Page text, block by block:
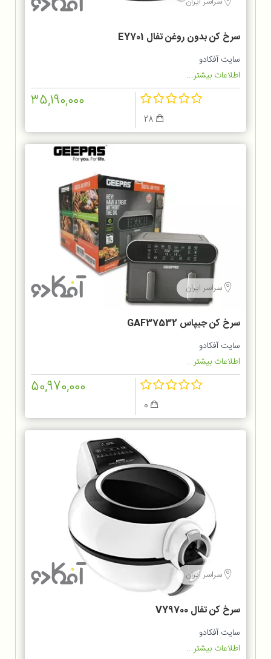
سرخ کن بدون روغن تفال EY701
سایت آفکادو
اطلاعات بیشتر...
35,190,000
سراسر ایران
سرخ کن جیپاس GAF37532
سایت آفکادو
اطلاعات بیشتر...
50,970,000
سراسر ایران
سرخ کن تفال VY9700
سایت آفکادو
اطلاعات بیشتر...